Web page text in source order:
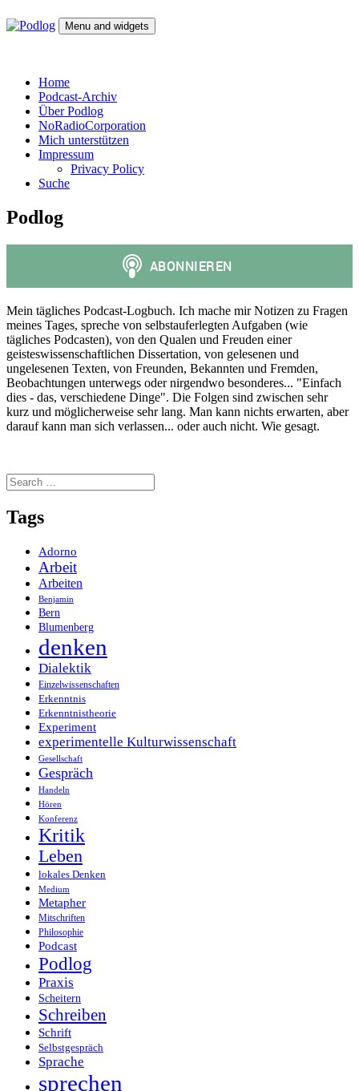
to
Menu and widgets
Home
Podcast-Archiv
Über Podlog
NoRadioCorporation
Mich unterstützen
Impressum
Privacy Policy
Suche
Podlog
Mein tägliches Podcast-Logbuch. Ich mache mir Notizen zu Fragen
meines Tages, spreche von selbstauferlegten Aufgaben (wie
tägliches Podcasten), von den Qualen und Freuden einer
geisteswissenschaftlichen Dissertation, von gelesenen und
ungelesenen Texten, von Freunden, Bekannten und Fremden,
Beobachtungen unterwegs oder nirgendwo besonderes... "Einfach
dies - das, verschiedene Dinge". Die Folgen sind zwischen sehr
kurz und möglicherweise sehr lang. Man kann nichts erwarten, aber
darauf kann man sich verlassen... oder auch nicht. Wie gesagt.
Search
for:
Tags
Adorno
Arbeit
Arbeiten
Benjamin
Bern
Blumenberg
denken
Dialektik
Einzelwissenschaften
Erkenntnis
Erkenntnistheorie
Experiment
experimentelle Kulturwissenschaft
Gesellschaft
Gespräch
Handeln
Hören
Konferenz
Kritik
Leben
lokales Denken
Medium
Metapher
Mitschriften
Philosophie
Podcast
Podlog
Praxis
Scheitern
Schreiben
Schrift
Selbstgespräch
Sprache
sprechen